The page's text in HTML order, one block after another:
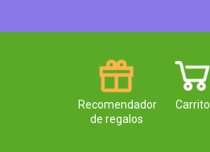
Carrito
Recomendador
de regalos